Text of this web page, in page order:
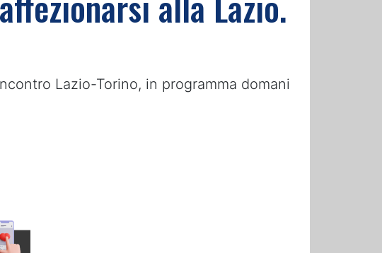
Lazio-Torino, in programma domani